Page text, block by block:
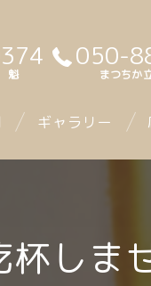
魁
050-
まつちか
ギャラリー
しま